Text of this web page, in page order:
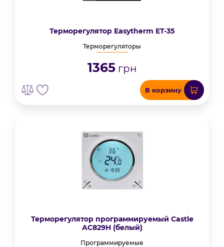
Терморегулятор Easytherm ET-35
Терморегуляторы
1365грн
В корзину
Терморегулятор программируемый Castle
AC829H (белый)
Программируемые